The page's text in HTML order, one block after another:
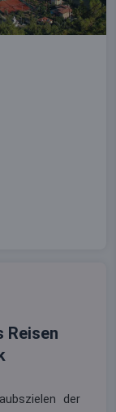
Reisen
der